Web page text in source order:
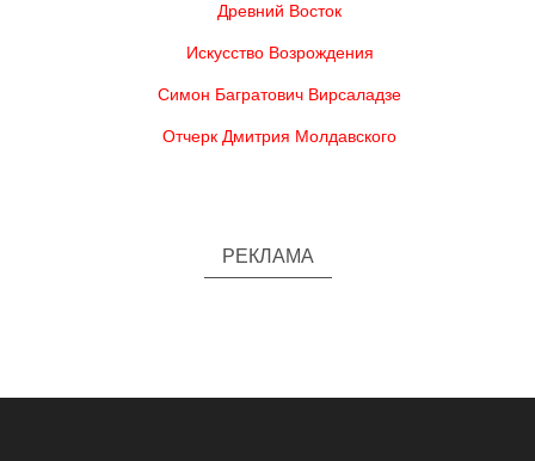
Древний Восток
Искусство Возрождения
Симон Багратович Вирсаладзе
Отчерк Дмитрия Молдавского
РЕКЛАМА